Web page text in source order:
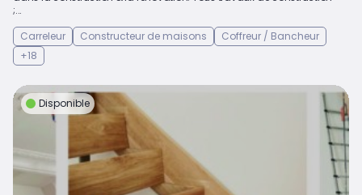
;...
Carreleur
Constructeur de maisons
Coffreur / Bancheur
+18
Disponible